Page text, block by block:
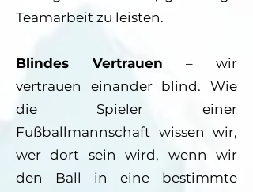
Teamarbeit zu leisten.
Blindes Vertrauen – wir
vertrauen einander blind. Wie
die Spieler einer
Fußballmannschaft wissen wir,
wer dort sein wird, wenn wir
den Ball in eine bestimmte